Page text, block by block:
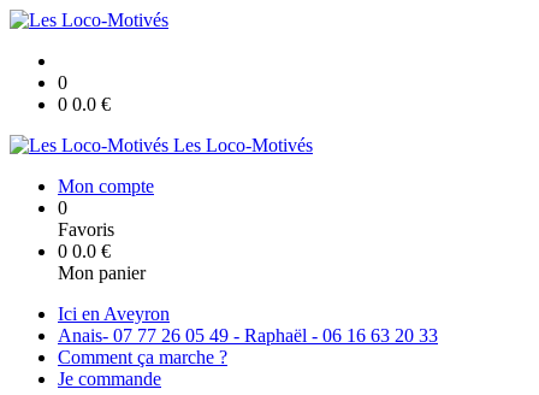
0
0 0.0 €
Les Loco-Motivés
Mon compte
0
Favoris
0 0.0 €
Mon panier
Ici en Aveyron
Anais- 07 77 26 05 49 - Raphaël - 06 16 63 20 33
Comment ça marche ?
Je commande